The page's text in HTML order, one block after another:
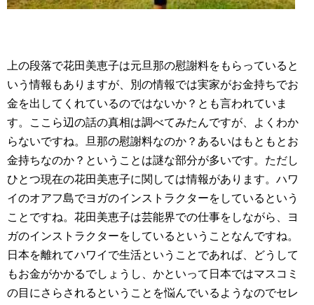
上の段落で花田美恵子は元旦那の慰謝料をもらっていると
いう情報もありますが、別の情報では実家がお金持ちでお
金を出してくれているのではないか？とも言われていま
す。ここら辺の話の真相は調べてみたんですが、よくわか
らないですね。旦那の慰謝料なのか？あるいはもともとお
金持ちなのか？ということは謎な部分が多いです。ただし
ひとつ現在の花田美恵子に関しては情報があります。ハワ
イのオアフ島でヨガのインストラクターをしているという
ことですね。花田美恵子は芸能界での仕事をしながら、ヨ
ガのインストラクターをしているということなんですね。
日本を離れてハワイで生活ということであれば、どうして
もお金がかかるでしょうし、かといって日本ではマスコミ
の目にさらされるということを悩んでいるようなのでセレ